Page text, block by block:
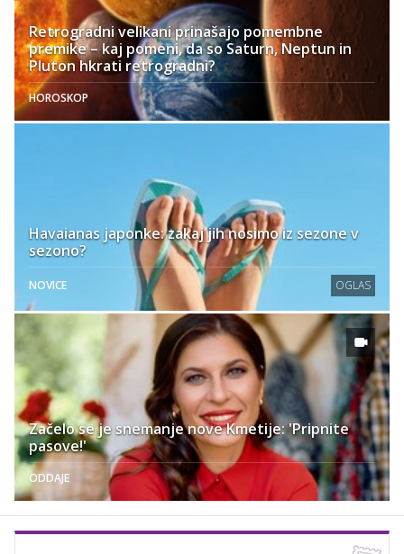
Retrogradni velikani prinašajo pomembne
premike – kaj pomeni, da so Saturn, Neptun in
Pluton hkrati retrogradni?
HOROSKOP
Havaianas japonke: zakaj jih nosimo iz sezone v
sezono?
NOVICE OGLAS
Začelo se je snemanje nove Kmetije: 'Pripnite
pasove!'
ODDAJE